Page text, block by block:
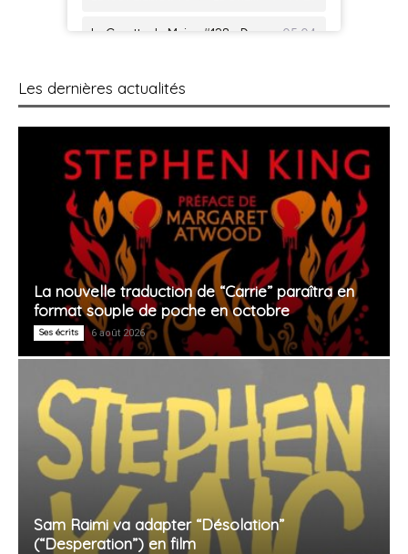
Les dernières actualités
La nouvelle traduction de “Carrie” paraîtra en
format souple de poche en octobre
Ses écrits 6 août 2026
Sam Raimi va adapter “Désolation”
(“Desperation”) en film